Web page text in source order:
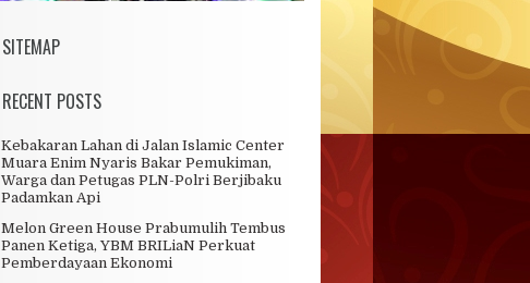
SITEMAP
RECENT POSTS
Kebakaran Lahan di Jalan Islamic Center
Muara Enim Nyaris Bakar Pemukiman,
Warga dan Petugas PLN-Polri Berjibaku
Padamkan Api
Melon Green House Prabumulih Tembus
Panen Ketiga, YBM BRILiaN Perkuat
Pemberdayaan Ekonomi